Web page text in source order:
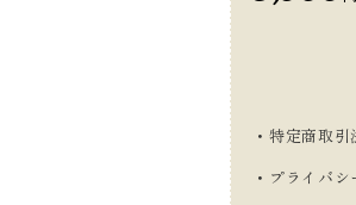
・特定商取
・プライバ